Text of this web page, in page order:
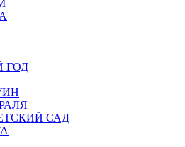
ГОД
САД